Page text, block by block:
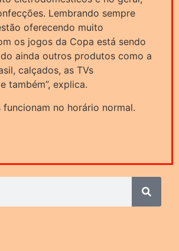
Lembrando sempre
oferecendo muito
os jogos da Copa está sendo
ainda outros produtos como a
calçados, as TVs
também”, explica.
funcionam no horário normal.